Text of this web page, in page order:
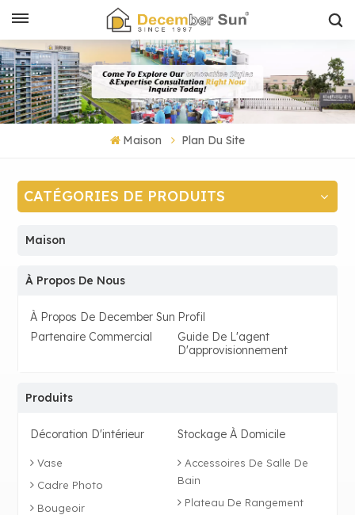
Maison Plan Du Site
CATÉGORIES DE PRODUITS
Maison
À Propos De Nous
À Propos De December Sun Profil
Partenaire Commercial
Guide De L'agent
D'approvisionnement
Produits
Décoration D'intérieur
Vase
Cadre Photo
Bougeoir
Stockage À Domicile
Accessoires De Salle De
Bain
Plateau De Rangement